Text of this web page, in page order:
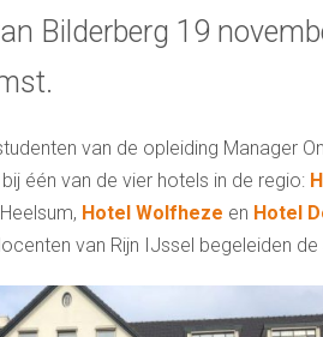
Bilderberg 19
van de opleiding Manager
één van de vier hotels in de regio:
Hotel Wolfheze en Hotel
van Rijn IJssel begeleiden